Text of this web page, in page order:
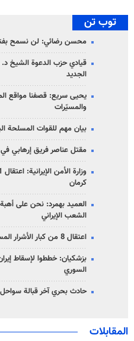
توب تن
محسن رضائي: لن نسمح
قيادي حزب الدعوة الشيخ د.
الجديد
يحيى سريع: قصفنا مواقع
والمسيّرات
بيان مهم للقوات المسلحة
مقتل عناصر فريق إرهابي
كرمان
العميد بهمرد: نحن على أهبة
الشعب الإيراني
اعتقال 8 من كبار الأشرار المسلحين ومنتسبي الجماعات الإرهابية
السوري
حادث بحري آخر قبالة
المقابلات